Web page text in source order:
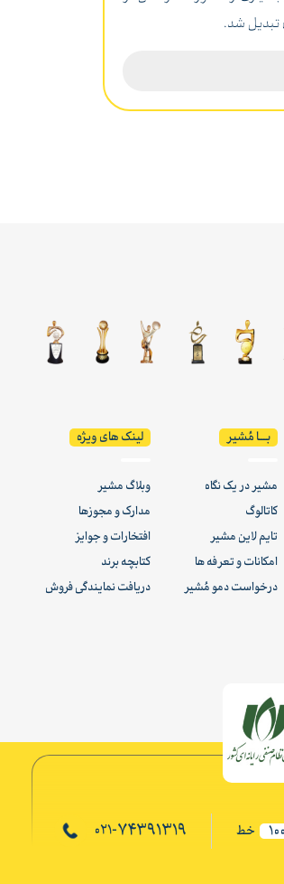
تبدیل شد.
بـــا مُشیر
مشیر در یک نگاه
کاتالوگ
تایم لاین مشیر
امکانات و تعرفه ها
درخواست دمو مُشیر
لینک های ویژه
وبلاگ مشیر
مدارک و مجوزها
افتخارات و جوایز
کتابچه برند
دریافت نمایندگی فروش
خط 021-74391319